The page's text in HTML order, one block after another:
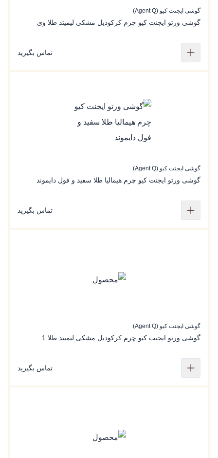
گوشی ایجنت کیو (Agent Q)
گوشی ورتو ایجنت کیو چرم کرکودیل مشکی لیمیتد طلا وی
تماس بگیرید
گوشی ایجنت کیو (Agent Q)
گوشی ورتو ایجنت کیو چرم هیمالیا طلا سفید و فول دایموند
تماس بگیرید
گوشی ایجنت کیو (Agent Q)
گوشی ورتو ایجنت کیو چرم کرکودیل مشکی لیمیتد طلا 1
تماس بگیرید